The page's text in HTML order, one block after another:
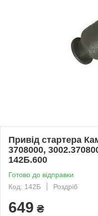
Привід стартера
3708000,
142Б.600
Готово до відправки
Код: 142Б
Роздріб
649 ₴